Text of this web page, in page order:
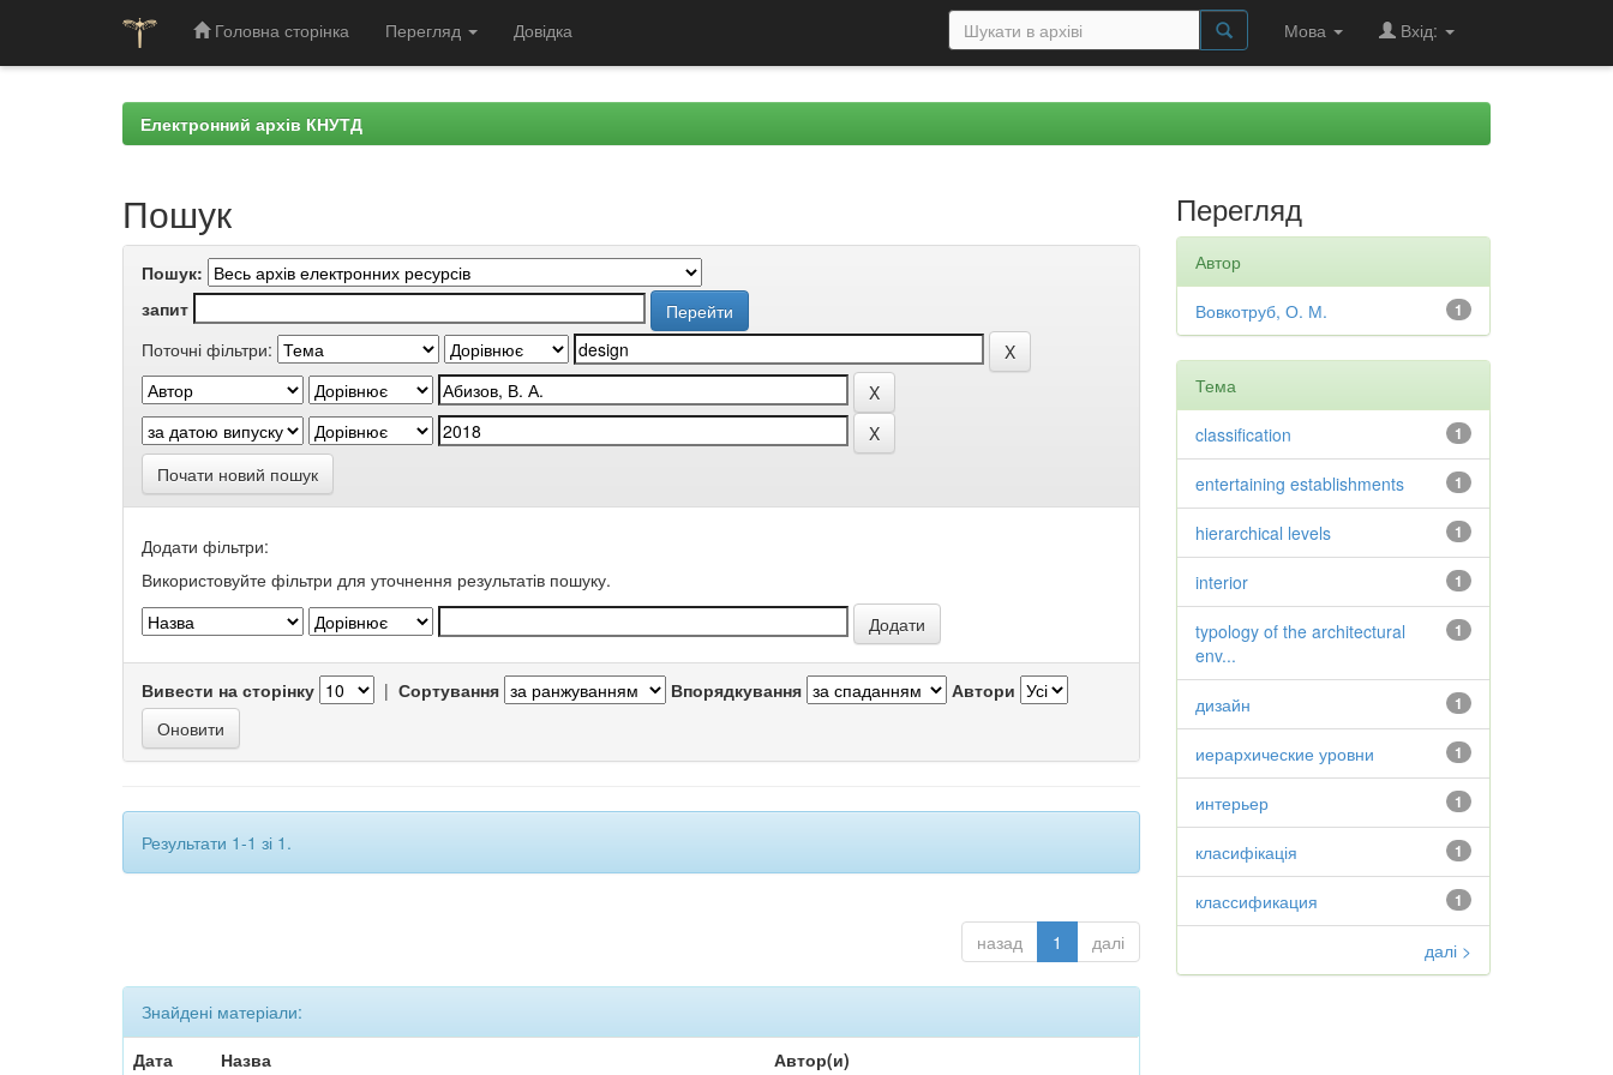
Головна сторінка Перегляд Довідка Мова Вхід:
Електронний архів КНУТД
Пошук
Пошук:
запит
Поточні фільтри:
Почати новий пошук
Додати фільтри:
Використовуйте фільтри для уточнення результатів пошуку.
Вивести на сторінку | Сортування Впорядкування Автори
Результати 1-1 зі 1.
назад 1 далі
Знайдені матеріали:
Дата
Назва Автор(и)
Перегляд
Автор
1
Вовкотруб, О. М.
Тема
1
classification
1
entertaining establishments
1
hierarchical levels
1
interior
1
typology of the architectural
env...
1
дизайн
1
иерархические уровни
1
интерьер
1
класифікація
1
классификация
далі >